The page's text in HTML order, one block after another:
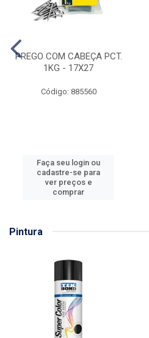
PREGO COM CABEÇA PCT.
1KG - 17X27
Código: 885560
Faça seu login ou
cadastre-se para
ver preços e
comprar
Pintura